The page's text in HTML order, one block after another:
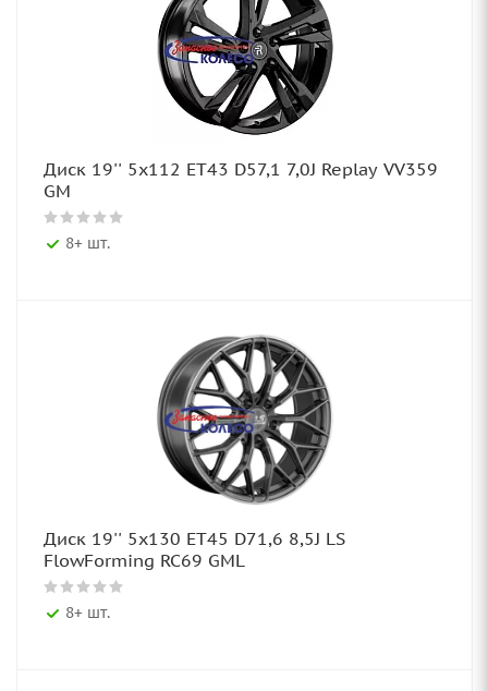
Диск 19'' 5x112 ET43 D57,1 7,0J Replay VV359
GM
8+ шт.
Диск 19'' 5x130 ET45 D71,6 8,5J LS
FlowForming RC69 GML
8+ шт.